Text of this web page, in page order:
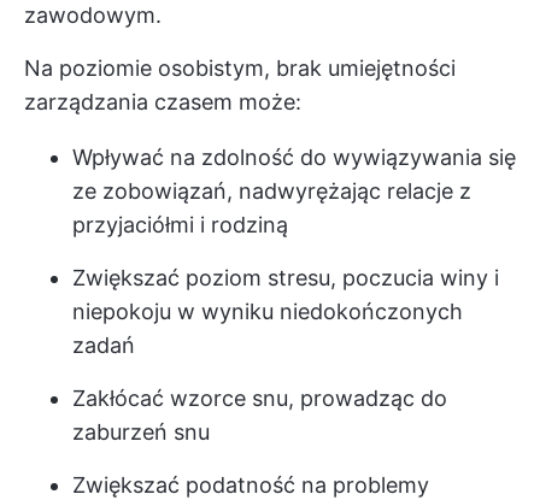
zawodowym.
Na poziomie osobistym, brak umiejętności
zarządzania czasem może:
Wpływać na zdolność do wywiązywania się
ze zobowiązań, nadwyrężając relacje z
przyjaciółmi i rodziną
Zwiększać poziom stresu, poczucia winy i
niepokoju w wyniku niedokończonych
zadań
Zakłócać wzorce snu, prowadząc do
zaburzeń snu
Zwiększać podatność na problemy